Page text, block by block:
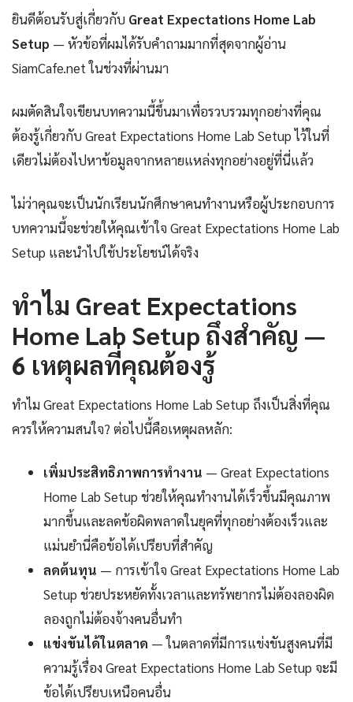
ยินดีต้อนรับสู่เกี่ยวกับ Great Expectations Home Lab
Setup — หัวข้อที่ผมได้รับคำถามมากที่สุดจากผู้อ่าน
SiamCafe.net ในช่วงที่ผ่านมา
ผมตัดสินใจเขียนบทความนี้ขึ้นมาเพื่อรวบรวมทุกอย่างที่คุณ
ต้องรู้เกี่ยวกับ Great Expectations Home Lab Setup ไว้ในที่
เดียวไม่ต้องไปหาข้อมูลจากหลายแหล่งทุกอย่างอยู่ที่นี่แล้ว
ไม่ว่าคุณจะเป็นนักเรียนนักศึกษาคนทำงานหรือผู้ประกอบการ
บทความนี้จะช่วยให้คุณเข้าใจ Great Expectations Home Lab
Setup และนำไปใช้ประโยชน์ได้จริง
ทำไม Great Expectations
Home Lab Setup ถึงสำคัญ —
6 เหตุผลที่คุณต้องรู้
ทำไม Great Expectations Home Lab Setup ถึงเป็นสิ่งที่คุณ
ควรให้ความสนใจ? ต่อไปนี้คือเหตุผลหลัก:
เพิ่มประสิทธิภาพการทำงาน — Great Expectations
Home Lab Setup ช่วยให้คุณทำงานได้เร็วขึ้นมีคุณภาพ
มากขึ้นและลดข้อผิดพลาดในยุคที่ทุกอย่างต้องเร็วและ
แม่นยำนี่คือข้อได้เปรียบที่สำคัญ
ลดต้นทุน — การเข้าใจ Great Expectations Home Lab
Setup ช่วยประหยัดทั้งเวลาและทรัพยากรไม่ต้องลองผิด
ลองถูกไม่ต้องจ้างคนอื่นทำ
แข่งขันได้ในตลาด — ในตลาดที่มีการแข่งขันสูงคนที่มี
ความรู้เรื่อง Great Expectations Home Lab Setup จะมี
ข้อได้เปรียบเหนือคนอื่น